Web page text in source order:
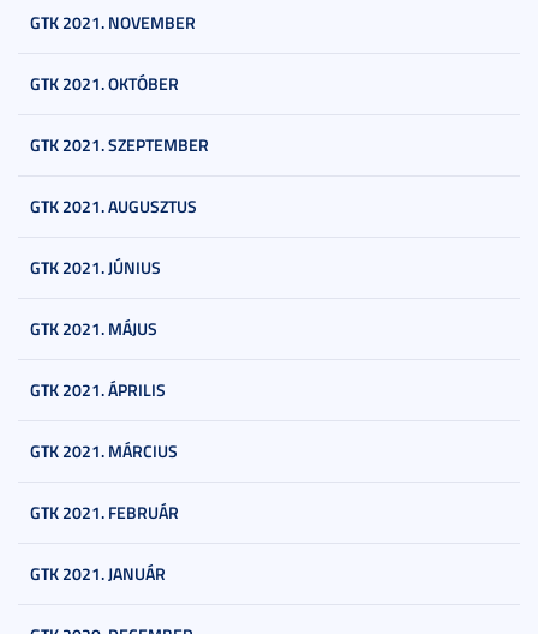
GTK 2021. NOVEMBER
GTK 2021. OKTÓBER
GTK 2021. SZEPTEMBER
GTK 2021. AUGUSZTUS
GTK 2021. JÚNIUS
GTK 2021. MÁJUS
GTK 2021. ÁPRILIS
GTK 2021. MÁRCIUS
GTK 2021. FEBRUÁR
GTK 2021. JANUÁR